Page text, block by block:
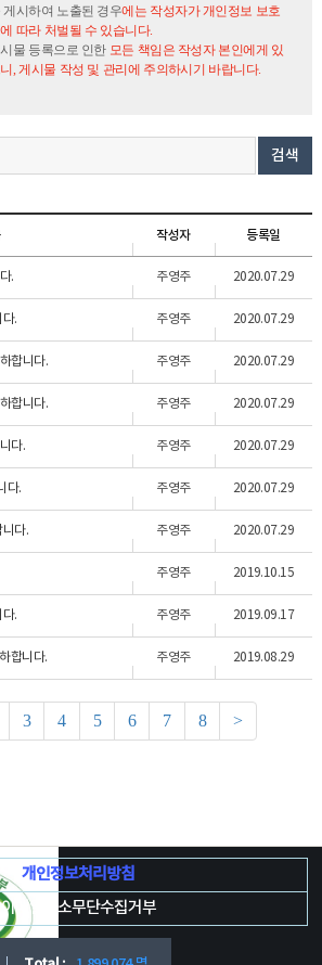
게시하여 노출된 경우에는 작성자가 개인정보 보호
따라 처벌될 수 있습니다.
물 등록으로 인한 모든 책임은 작성자 본인에게 있
니, 게시물 작성 및 관리에 주의하시기 바랍니다.
검색
작성자 등록일
. 주영주 2020.07.29
. 주영주 2020.07.29
합니다. 주영주 2020.07.29
합니다. 주영주 2020.07.29
다. 주영주 2020.07.29
다. 주영주 2020.07.29
니다. 주영주 2020.07.29
주영주 2019.10.15
. 주영주 2019.09.17
합니다. 주영주 2019.08.29
3 4 5 6 7 8 >
개인정보처리방침
이메일주소무단수집거부